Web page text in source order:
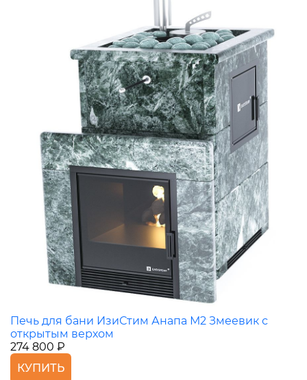
Печь для бани ИзиСтим Анапа М2 Змеевик с
открытым верхом
274 800 ₽
КУПИТЬ